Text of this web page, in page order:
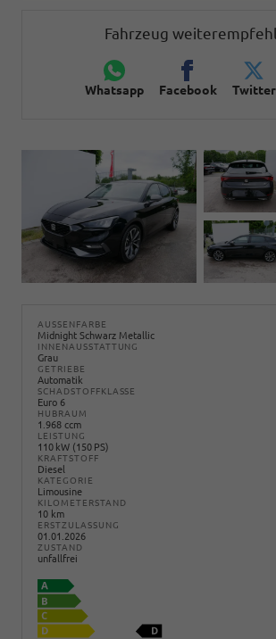
Fahrzeug
Whatsapp Facebook Twitter
AUSSENFARBE
Midnight Schwarz Metallic
INNENAUSSTATTUNG
Grau
GETRIEBE
Automatik
SCHADSTOFFKLASSE
Euro 6
HUBRAUM
1.968 ccm
LEISTUNG
110 kW (150 PS)
KRAFTSTOFF
Diesel
KATEGORIE
Limousine
KILOMETERSTAND
10 km
ERSTZULASSUNG
01.01.2026
ZUSTAND
unfallfrei